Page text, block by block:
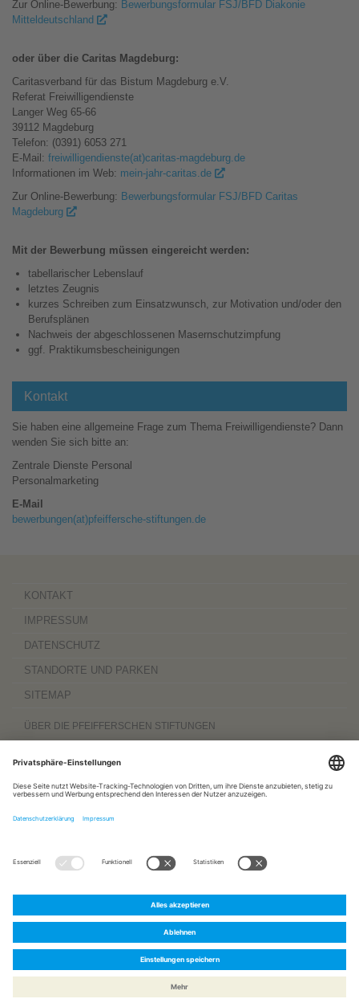
Zur Online-Bewerbung: Bewerbungsformular FSJ/BFD Diakonie
Mitteldeutschland
oder über die Caritas Magdeburg:
Caritasverband für das Bistum Magdeburg e.V.
Referat Freiwilligendienste
Langer Weg 65-66
39112 Magdeburg
Telefon: (0391) 6053 271
E-Mail: freiwilligendienste(at)caritas-magdeburg.de
Informationen im Web: mein-jahr-caritas.de
Zur Online-Bewerbung: Bewerbungsformular FSJ/BFD Caritas
Magdeburg
Mit der Bewerbung müssen eingereicht werden:
tabellarischer Lebenslauf
letztes Zeugnis
kurzes Schreiben zum Einsatzwunsch, zur Motivation und/oder den
Berufsplänen
Nachweis der abgeschlossenen Masernschutzimpfung
ggf. Praktikumsbescheinigungen
Kontakt
Sie haben eine allgemeine Frage zum Thema Freiwilligendienste? Dann
wenden Sie sich bitte an:
Zentrale Dienste Personal
Personalmarketing
E-Mail
bewerbungen(at)​pfeiffersche-stiftungen.de
KONTAKT
IMPRESSUM
DATENSCHUTZ
STANDORTE UND PARKEN
SITEMAP
ÜBER DIE PFEIFFERSCHEN STIFTUNGEN
Komplexträger und bieten
Menschen mit Behinderung, außerdemWerkstättenmit ca. 600 Beschäftigten
hinaus sind sie zu 100 Prozent am
www.pfeiffersche-stiftungen.de
ZERTIFIZIERUNG FOLGEN SIE UNS AUF:
Pfeiffersche
Stiftungen
auf
Stiftungen